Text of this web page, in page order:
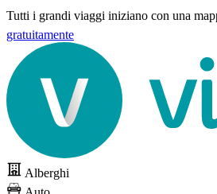
Tutti i grandi viaggi iniziano con una
gratuitamente
Alberghi